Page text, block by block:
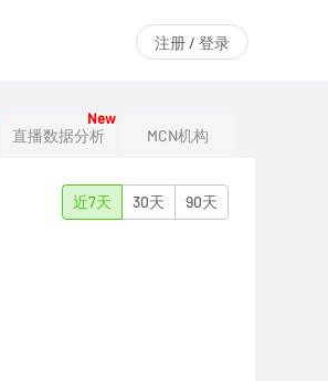
注册 / 登录
直播数据分析
New
MCN机构
近7天 30天 90天